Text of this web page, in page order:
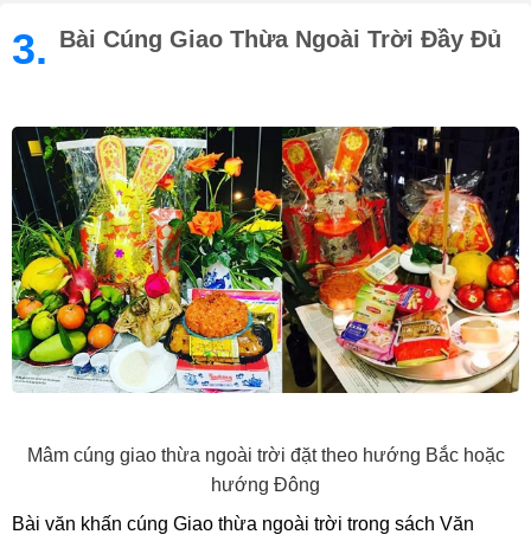
3. Bài Cúng Giao Thừa Ngoài Trời Đầy Đủ
Mâm cúng giao thừa ngoài trời đặt theo hướng Bắc hoặc
hướng Đông
Bài văn khấn cúng Giao thừa ngoài trời trong sách Văn